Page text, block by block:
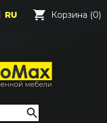
RU Корзина (0)